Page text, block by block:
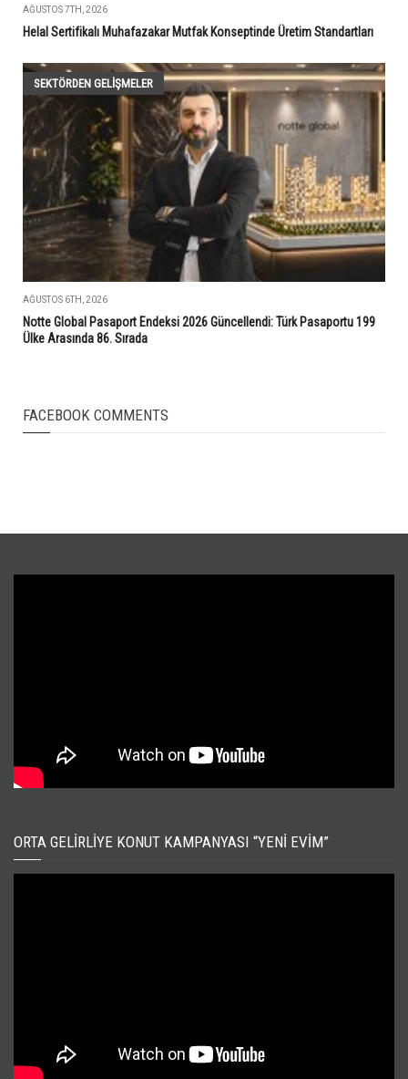
AĞUSTOS 7TH, 2026
Helal Sertifikalı Muhafazakar Mutfak Konseptinde Üretim Standartları
SEKTÖRDEN GELIŞMELER
AĞUSTOS 6TH, 2026
Notte Global Pasaport Endeksi 2026 Güncellendi: Türk Pasaportu 199
Ülke Arasında 86. Sırada
FACEBOOK COMMENTS
ORTA GELIRLIYE KONUT KAMPANYASI “YENI EVIM”